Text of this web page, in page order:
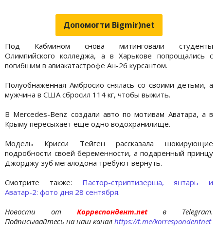
Допомогти Bigmir)net
Под Кабмином снова митинговали студенты
Олимпийского колледжа, а в Харькове попрощались с
погибшим в авиакатастрофе Ан-26 курсантом.
Полуобнаженная Амбросио снялась со своими детьми, а
мужчина в США сбросил 114 кг, чтобы выжить.
В Mercedes-Benz создали авто по мотивам Аватара, а в
Крыму пересыхает еще одно водохранилище.
Модель Крисси Тейген рассказала шокирующие
подробности своей беременности, а подаренный принцу
Джорджу зуб мегалодона требуют вернуть.
Смотрите также: Пастор-стриптизерша, янтарь и
Аватар-2: фото дня 28 сентября.
Новости отКорреспондент.netв Telegram.
Подписывайтесь на наш канал https://t.me/korrespondentnet